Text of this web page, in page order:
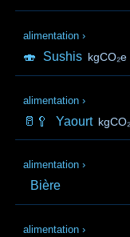
alimentation ›
🍣 Sushis kgCO₂e
alimentation ›
🥛🥄 Yaourt
alimentation ›
Bière
alimentation ›